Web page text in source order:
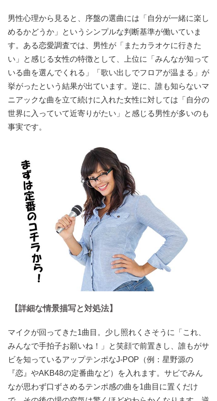
男性心理から見ると、序盤の選曲には「自分が一緒に楽し
めるかどうか」というシンプルな判断基準が働いていま
す。ある恋愛調査では、男性が「またカラオケに行きた
い」と感じる女性の特徴として、上位に「みんなが知って
いる曲を選んでくれる」「歌い出しでフロアが温まる」が
挙がったという結果が出ています。逆に、誰も知らないマ
ニアックな曲を立て続けに入れた女性に対しては「自分の
世界に入っていて近寄りがたい」と感じる男性が多いのも
事実です。
【詳細な情景描写と対処法】
マイクが回ってきた1曲目。少し照れくさそうに「これ、
みんなで手拍子お願いね！」と笑顔で前置きし、誰もがサ
ビを知っているアップテンポなJ-POP（例：星野源の
『恋』やAKB48の定番曲など）を入れます。サビでみん
なが思わず口ずさめるテンポ感の曲を1曲目に置くだけ